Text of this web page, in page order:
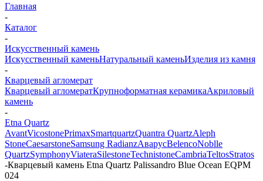
Главная
-
Каталог
-
Искусственный камень
Искусственный каменьНатуральный каменьИзделия из камня
-
Кварцевый агломерат
Кварцевый агломератКрупноформатная керамикаАкриловый
камень
-
Etna Quartz
AvantVicostonePrimaxSmartquartzQuantra QuartzAleph
StoneCaesarstoneSamsung RadianzАварусBelencoNoblle
QuartzSymphonyViateraSilestoneTechnistoneCambriaTeltosStratos
-Кварцевый камень Etna Quartz Palissandro Blue Ocean EQPM
024